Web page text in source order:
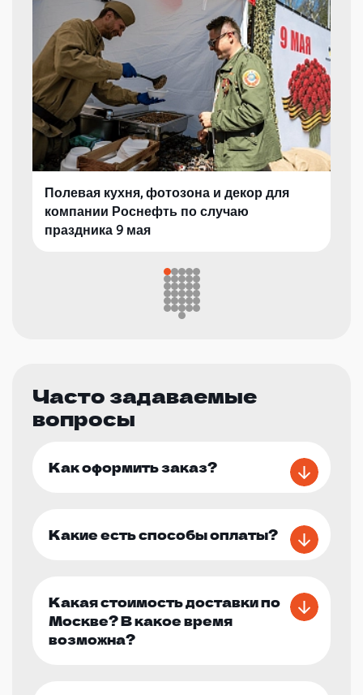
Полевая кухня, фотозона и декор для
компании Роснефть по случаю
праздника 9 мая
Часто задаваемые
вопросы
Как оформить заказ?
Какие есть способы оплаты?
Какая стоимость доставки по
Москве? В какое время
возможна?